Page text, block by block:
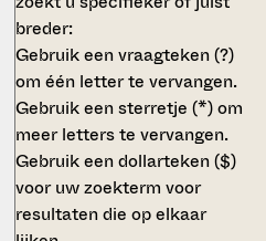
breder:
Gebruik eenvraagteken (?)
om één letter te vervangen.
Gebruik eensterretje (*)om
meer letters te vervangen.
Gebruik eendollarteken ($)
voor uw zoekterm voor
resultaten die op elkaar